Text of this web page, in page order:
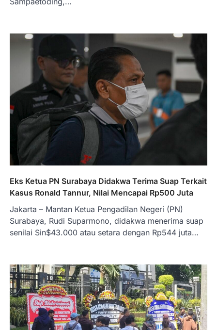
Eks Ketua PN Surabaya Didakwa Terima Suap Terkait
Kasus Ronald Tannur, Nilai Mencapai Rp500 Juta
Jakarta – Mantan Ketua Pengadilan Negeri (PN)
Surabaya, Rudi Suparmono, didakwa menerima suap
senilai Sin$43.000 atau setara dengan Rp544 juta…